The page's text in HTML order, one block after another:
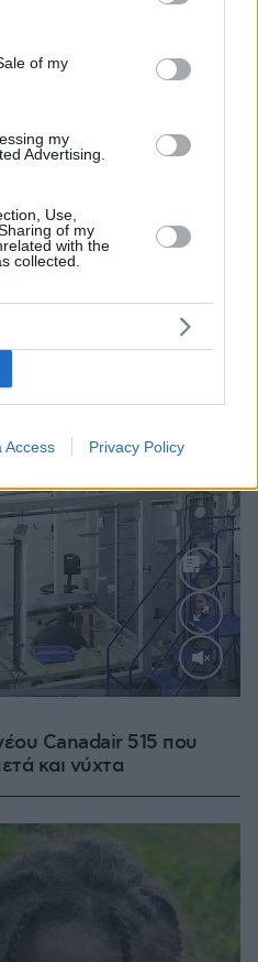
and its third-party tags to
purposes in below Google
of my
my
Advertising.
Use,
of my
with the
collected.
Access Privacy Policy
θα δείξουν αν ο
Canadair 515 που
και νύχτα